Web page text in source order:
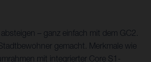
– ganz einfach mit dem GC2.
gemacht. Merkmale wie
mit integrierter Core S1-